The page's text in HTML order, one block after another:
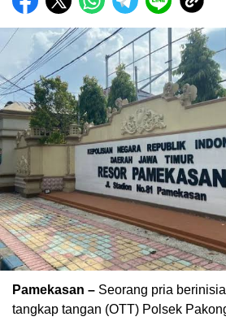
Pamekasan – Seorang pria
tangkap tangan (OTT) Polsek